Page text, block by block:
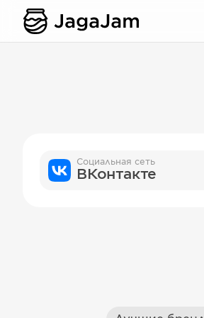
Социальная сеть
ВКонтакте